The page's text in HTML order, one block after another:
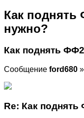
Как поднять
нужно?
Как поднять
Сообщение ford680
Re: Как поднять